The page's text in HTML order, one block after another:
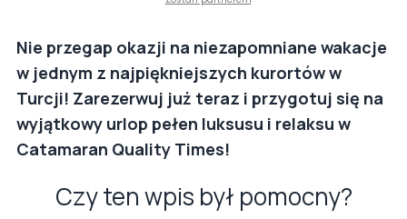
Nie przegap okazji na niezapomniane wakacje
w jednym z najpiękniejszych kurortów w
Turcji! Zarezerwuj już teraz i przygotuj się na
wyjątkowy urlop pełen luksusu i relaksu w
Catamaran Quality Times!
Czy ten wpis był pomocny?